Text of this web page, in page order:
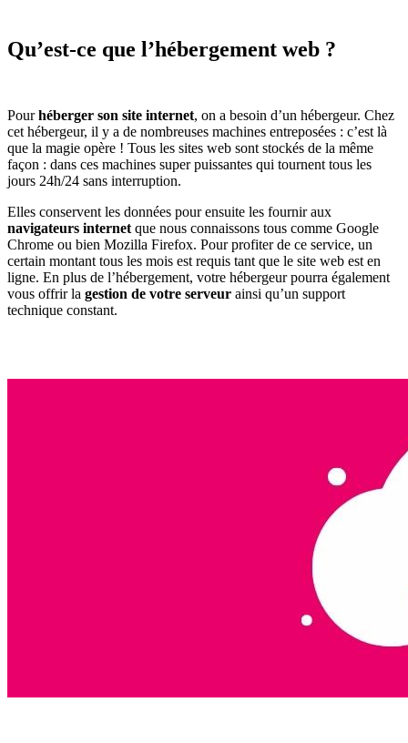
Qu’est-ce que l’hébergement web ?
Pourhéberger son site internet, on a besoin d’un hébergeur. Chez
cet hébergeur, il y a de nombreuses machines entreposées : c’est là
que la magie opère ! Tous les sites web sont stockés de la même
façon : dans ces machines super puissantes qui tournent tous les
jours 24h/24 sans interruption.
Elles conservent les données pour ensuite les fournir aux
navigateurs internet que nous connaissons tous comme Google
Chrome ou bien Mozilla Firefox. Pour profiter de ce service, un
certain montant tous les mois est requis tant que le site web est en
ligne. En plus de l’hébergement, votre hébergeur pourra également
vous offrir la gestion de votre serveur ainsi qu’un support
technique constant.